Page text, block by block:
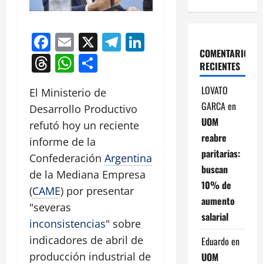
Facebook
Email
X Telegram
Threads
WhatsApp
El Ministerio de
Desarrollo Productivo
refutó hoy un reciente
informe de la
Confederación Argentina
de la Mediana Empresa
(CAME) por presentar
"severas
inconsistencias" sobre
indicadores de abril de
producción industrial de
COMENTARIOS
RECIENTES
LOVATO
GARCAen
UOM
reabre
paritarias:
buscan
10% de
aumento
salarial
Eduardo en
UOM